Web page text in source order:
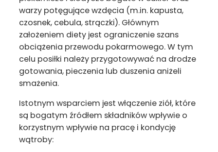
warzy potęgujące wzdęcia (m.in. kapusta,
czosnek, cebula, strączki). Głównym
założeniem diety jest ograniczenie szans
obciążenia przewodu pokarmowego. W tym
celu posiłki należy przygotowywać na drodze
gotowania, pieczenia lub duszenia aniżeli
smażenia.
Istotnym wsparciem jest włączenie ziół, które
są bogatym źródłem składników wpływie o
korzystnym wpływie na pracę i kondycję
wątroby: